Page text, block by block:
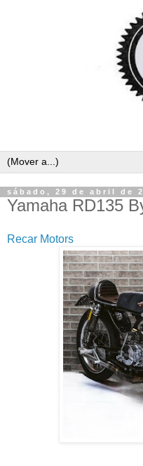
sábado, 29 de abril de
Yamaha RD135
Recar Motors